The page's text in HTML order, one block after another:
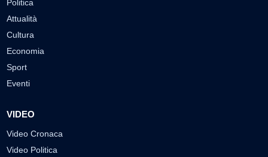
Politica
Attualità
Cultura
Economia
Sport
Eventi
VIDEO
Video Cronaca
Video Politica